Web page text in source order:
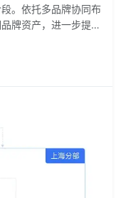
。依托多品牌协同布
牌资产，进一步提升